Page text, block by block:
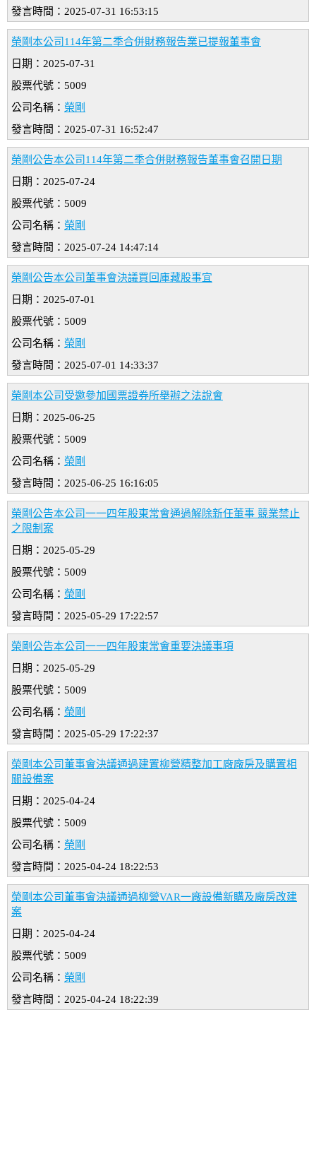
發言時間：2025-07-31 16:53:15
榮剛本公司114年第二季合併財務報告業已提報董事會
日期：2025-07-31
股票代號：5009
公司名稱： 榮剛
發言時間：2025-07-31 16:52:47
榮剛公告本公司114年第二季合併財務報告董事會召開日期
日期：2025-07-24
股票代號：5009
公司名稱： 榮剛
發言時間：2025-07-24 14:47:14
榮剛公告本公司董事會決議買回庫藏股事宜
日期：2025-07-01
股票代號：5009
公司名稱： 榮剛
發言時間：2025-07-01 14:33:37
榮剛本公司受邀參加國票證券所舉辦之法說會
日期：2025-06-25
股票代號：5009
公司名稱： 榮剛
發言時間：2025-06-25 16:16:05
榮剛公告本公司一一四年股東常會通過解除新任董事 競業禁止
之限制案
日期：2025-05-29
股票代號：5009
公司名稱： 榮剛
發言時間：2025-05-29 17:22:57
榮剛公告本公司一一四年股東常會重要決議事項
日期：2025-05-29
股票代號：5009
公司名稱： 榮剛
發言時間：2025-05-29 17:22:37
榮剛本公司董事會決議通過建置柳營精整加工廠廠房及購置相
關設備案
日期：2025-04-24
股票代號：5009
公司名稱： 榮剛
發言時間：2025-04-24 18:22:53
榮剛本公司董事會決議通過柳營VAR一廠設備新購及廠房改建
案
日期：2025-04-24
股票代號：5009
公司名稱： 榮剛
發言時間：2025-04-24 18:22:39